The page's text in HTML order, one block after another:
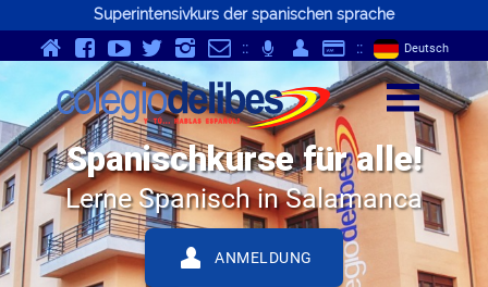
Superintensivkurs der spanischen sprache
v Y K } - p :: ; Q S :: Deutsch
z
Spanischkurse für alle!
Lerne Spanisch in Salamanca
Q ANMELDUNG